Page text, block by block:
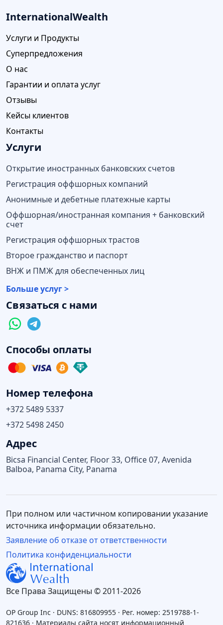
InternationalWealth
Услуги и Продукты
Суперпредложения
О нас
Гарантии и оплата услуг
Отзывы
Кейсы клиентов
Контакты
Услуги
Открытие иностранных банковских счетов
Регистрация оффшорных компаний
Анонимные и дебетные платежные карты
Оффшорная/иностранная компания + банковский
счет
Регистрация оффшорных трастов
Второе гражданство и паспорт
ВНЖ и ПМЖ для обеспеченных лиц
Больше услуг >
Связаться с нами
Способы оплаты
Номер телефона
+372 5489 5337
+372 5498 2450
Адрес
Bicsa Financial Center, Floor 33, Office 07, Avenida
Balboa, Panama City, Panama
Все Права Защищены © 2011-2026
Политика конфиденциальности
При полном или частичном копировании указание
источника информации обязательно.
Заявление об отказе от ответственности
OP Group Inc · DUNS: 816809955 · Рег. номер: 2519788-1-
821636 · Материалы сайта носят информационный